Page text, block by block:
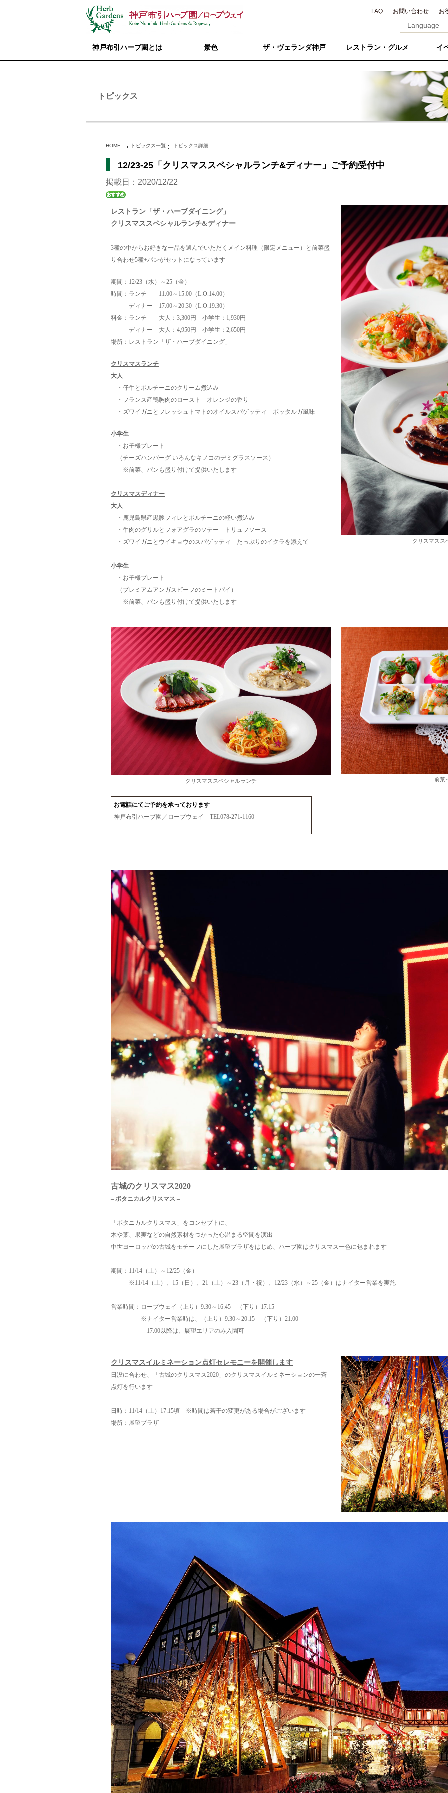
FAQ お問い合わせ お
神戸布引ハーブ園とは 景色 ザ・ヴェランダ神戸 レストラン・グルメ イ
トピックス
HOME トピックス一覧 トピックス詳細
12/23-25「クリスマススペシャルランチ&ディナー」ご予約受付中
掲載日：2020/12/22
レストラン「ザ・ハーブダイニング」
クリスマススペシャルランチ&ディナー
3種の中からお好きな一品を選んでいただくメイン料理（限定メニュー）と前菜盛
り合わせ5種+パンがセットになっています
期間：12/23（水）～25（金）
時間：ランチ 11:00～15:00（L.O.14:00）
ディナー 17:00～20:30（L.O.19:30）
料金：ランチ 大人：3,300円 小学生：1,930円
ディナー 大人：4,950円 小学生：2,650円
場所：レストラン「ザ・ハーブダイニング」
クリスマスランチ
大人
・仔牛とポルチーニのクリーム煮込み
・フランス産鴨胸肉のロースト オレンジの香り
・ズワイガニとフレッシュトマトのオイルスパゲッティ ボッタルガ風味
小学生
・お子様プレート
（チーズハンバーグ いろんなキノコのデミグラスソース）
※前菜、パンも盛り付けて提供いたします
クリスマスディナー
大人
・鹿児島県産黒豚フィレとポルチーニの軽い煮込み
・牛肉のグリルとフォアグラのソテー トリュフソース
・ズワイガニとウイキョウのスパゲッティ たっぷりのイクラを添えて
小学生
・お子様プレート
（プレミアムアンガスビーフのミートパイ）
※前菜、パンも盛り付けて提供いたします
クリスマスス
クリスマススペシャルランチ 前菜
お電話にてご予約を承っております
神戸布引ハーブ園／ロープウェイ TEL078-271-1160
古城のクリスマス2020
– ボタニカルクリスマス –
「ボタニカルクリスマス」をコンセプトに、
木や葉、果実などの自然素材をつかった心温まる空間を演出
中世ヨーロッパの古城をモチーフにした展望プラザをはじめ、ハーブ園はクリスマス一色に包まれます
期間：11/14（土）～12/25（金）
※11/14（土）、15（日）、21（土）～23（月・祝）、12/23（水）～25（金）はナイター営業を実施
営業時間：ロープウェイ（上り）9:30～16:45 （下り）17:15
※ナイター営業時は、（上り）9:30～20:15 （下り）21:00
17:00以降は、展望エリアのみ入園可
クリスマスイルミネーション点灯セレモニーを開催します
日没に合わせ、「古城のクリスマス2020」のクリスマスイルミネーションの一斉
点灯を行います
日時：11/14（土）17:15頃 ※時間は若干の変更がある場合がございます
場所：展望プラザ